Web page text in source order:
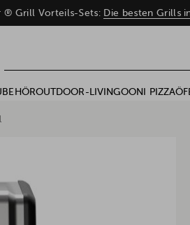
® Grill Vorteils-Sets: Die besten Grills
OUTDOOR-LIVINGOONI